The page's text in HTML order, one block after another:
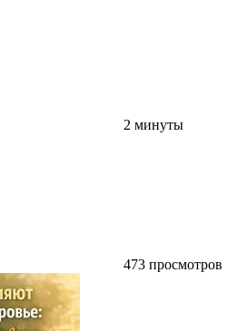
2 минуты
473 просмотров